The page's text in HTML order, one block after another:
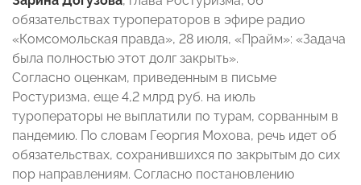
обязательствах туроператоров в эфире радио
«Комсомольская правда», 28 июля, «Прайм»: «Задача
была полностью этот долг закрыть».
Согласно оценкам, приведенным в письме
Ростуризма, еще 4,2 млрд руб. на июль
туроператоры не выплатили по турам, сорванным в
пандемию. По словам Георгия Мохова, речь идет об
обязательствах, сохранившихся по закрытым до сих
пор направлениям. Согласно постановлению